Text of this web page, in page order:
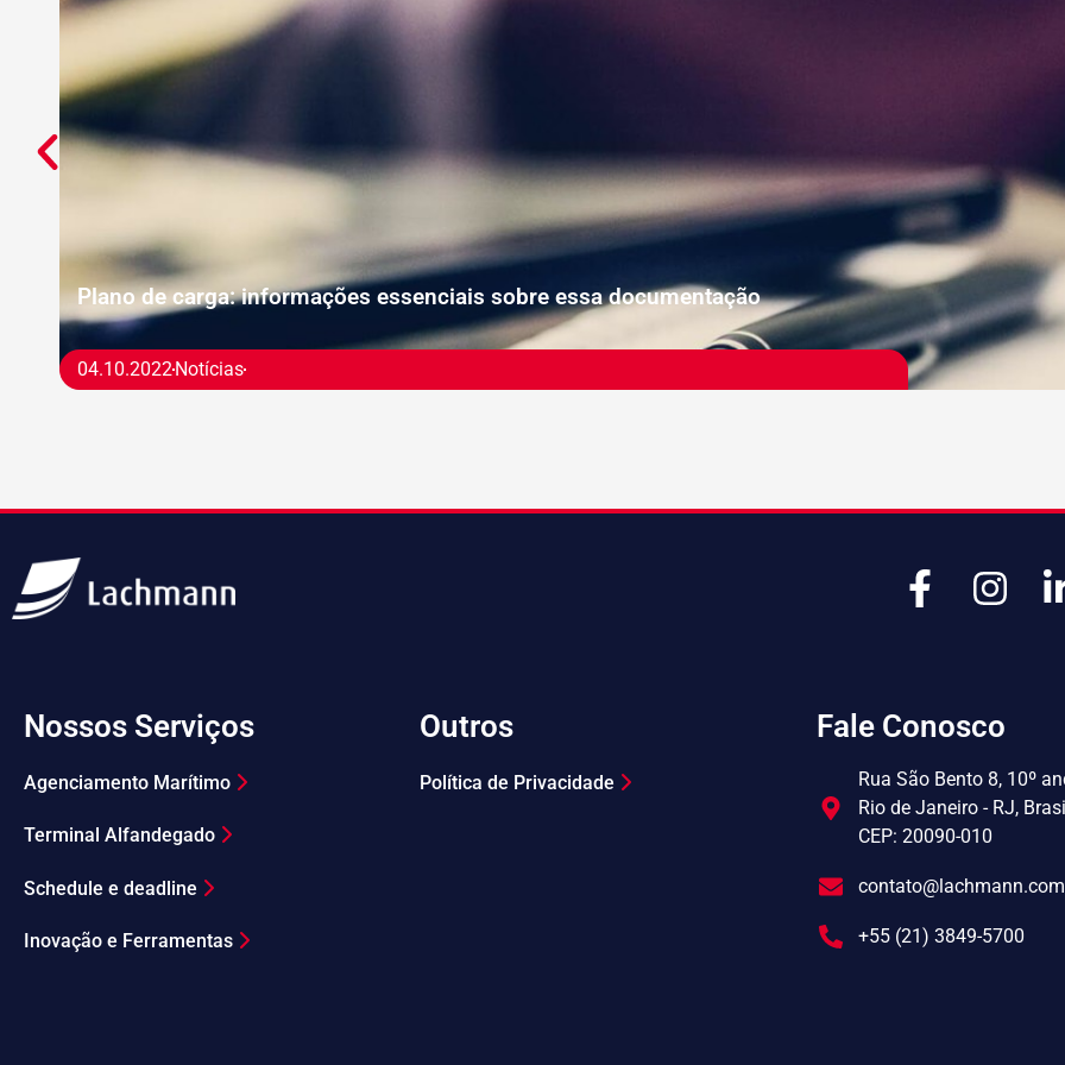
Plano de carga: informações essenciais sobre essa documentação
04.10.2022 Notícias
Nossos Serviços
Agenciamento Marítimo
Terminal Alfandegado
Schedule e deadline
Inovação e Ferramentas
Outros
Política de Privacidade
Fale Conosco
Rua São Bento 8, 10º
Rio de Janeiro - RJ,
CEP: 20090-010
+55 (21) 3849-5700